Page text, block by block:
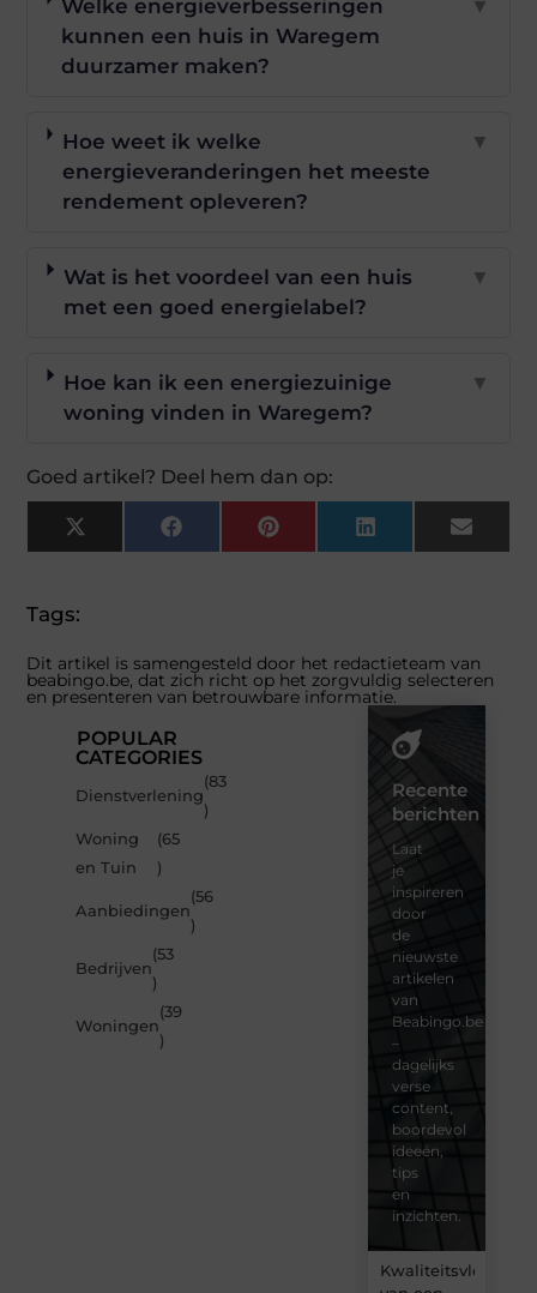
Welke energieverbesseringen
kunnen een huis in Waregem
duurzamer maken?
▼
Hoe weet ik welke
energieveranderingen het meeste
rendement opleveren?
▼
Wat is het voordeel van een huis
met een goed energielabel?
▼
Hoe kan ik een energiezuinige
woning vinden in Waregem?
▼
Goed artikel? Deel hem dan op:
X
(Twitter)
FacebookPinterestLinkedInEmail
Tags:
Dit artikel is samengesteld door het redactieteam van
beabingo.be, dat zich richt op het zorgvuldig selecteren
en presenteren van betrouwbare informatie.
POPULAR
CATEGORIES
Dienstverlening
(83
)
Woning
en Tuin
(65
)
Aanbiedingen
(56
)
Bedrijven
(53
)
Woningen
(39
)
Recente
berichten
Laat
je
inspireren
door
de
nieuwste
artikelen
van
Beabingo.be
–
dagelijks
verse
content,
boordevol
ideeën,
tips
en
inzichten.
Kwaliteitsvlees